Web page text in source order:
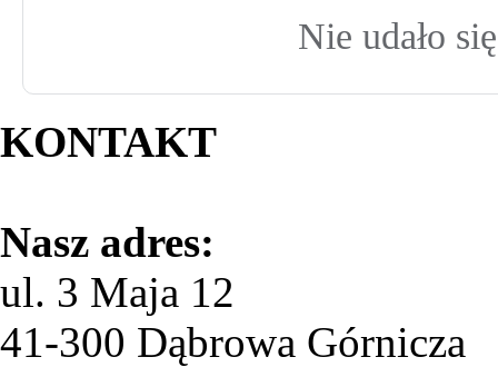
Nie udało
KONTAKT
Nasz adres:
ul. 3 Maja 12
41-300 Dąbrowa Górnicza